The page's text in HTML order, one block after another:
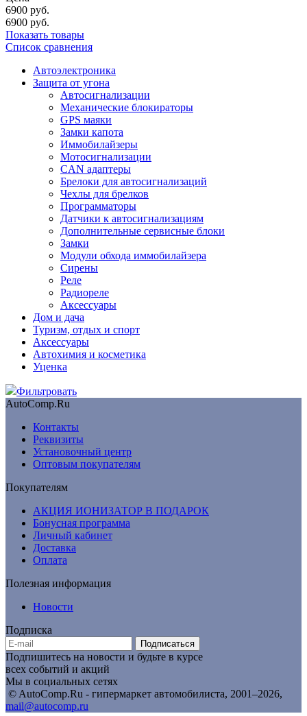
6900 руб.
6900 руб.
Показать товары
Список сравнения
Автоэлектроника
Защита от угона
Автосигнализации
Механические блoкираторы
GPS маяки
Замки капота
Иммобилайзеры
Мотосигнализации
CAN адаптеры
Брелоки для автосигнализаций
Чехлы для брелков
Программаторы
Датчики к автосигнализациям
Дополнительные сервисные блоки
Замки
Модули обхода иммобилайзера
Сирены
Реле
Радиореле
Аксессуары
Дом и дача
Туризм, отдых и спорт
Аксессуары
Автохимия и косметика
Уценка
Фильтровать
AutoComp.Ru
Контакты
Реквизиты
Установочный центр
Оптовым покупателям
Покупателям
АКЦИЯ ИОНИЗАТОР В ПОДАРОК
Бонусная программа
Личный кабинет
Доставка
Оплата
Полезная информация
Новости
Подписка
Подписаться
Подпишитесь на новости и будьте в курсе
всех событий и акций
Мы в социальных сетях
© AutoComp.Ru - гипермаркет автомобилиста, 2001–2026,
mail@autocomp.ru